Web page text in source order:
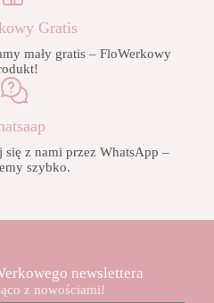
Gratis
mały gratis – FloWerkowy
się z nami przez WhatsApp –
szybko.
newslettera
z nowościami!